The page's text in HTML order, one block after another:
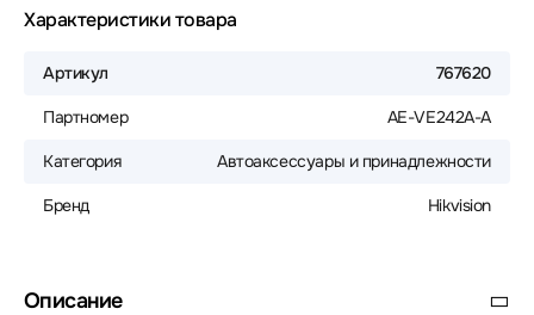
Характеристики товара
Артикул 767620
Партномер AE-VE242A-A
Категория Автоаксессуары и принадлежности
Бренд Hikvision
Описание